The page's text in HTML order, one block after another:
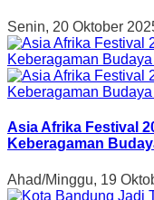
Senin, 20 Oktober
Asia Afrika Festival
Keberagaman
Ahad/Minggu, 19